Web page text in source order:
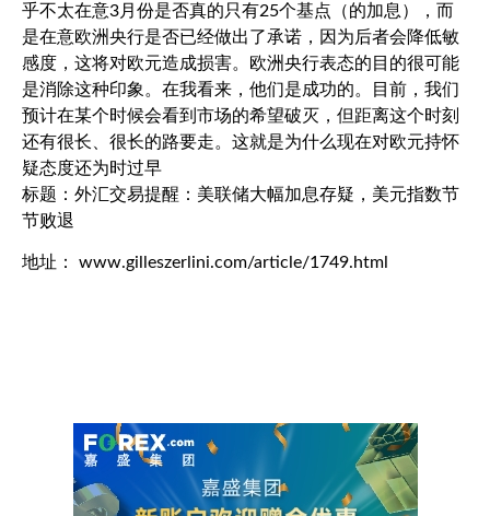
乎不太在意3月份是否真的只有25个基点（的加息），而
是在意欧洲央行是否已经做出了承诺，因为后者会降低敏
感度，这将对欧元造成损害。欧洲央行表态的目的很可能
是消除这种印象。在我看来，他们是成功的。目前，我们
预计在某个时候会看到市场的希望破灭，但距离这个时刻
还有很长、很长的路要走。这就是为什么现在对欧元持怀
疑态度还为时过早
标题：外汇交易提醒：美联储大幅加息存疑，美元指数节
节败退
地址： www.gilleszerlini.com/article/1749.html